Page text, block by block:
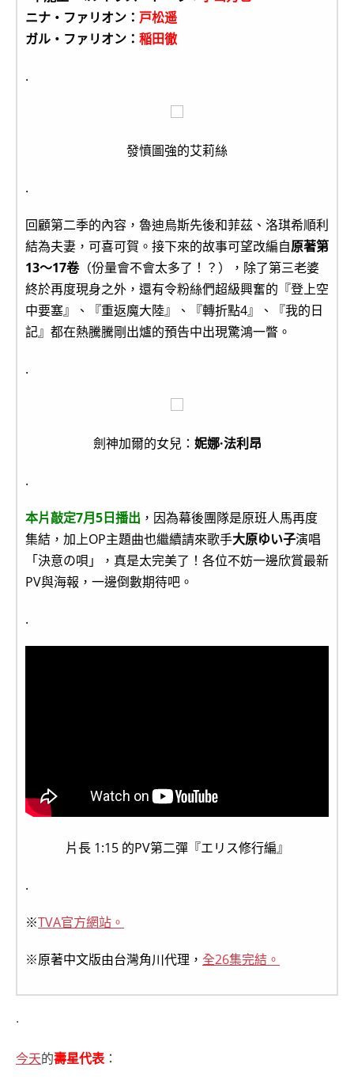
ニナ・ファリオン： 戸松遥
ガル・ファリオン： 稲田徹
.
發憤圖強的艾莉絲
.
回顧第二季的內容，魯迪烏斯先後和菲茲、洛琪希順利
結為夫妻，可喜可賀。接下來的故事可望改編自原著第
13～17卷（份量會不會太多了！？），除了第三老婆
終於再度現身之外，還有令粉絲們超級興奮的『登上空
中要塞』、『重返魔大陸』、『轉折點4』、『我的日
記』都在熱騰騰剛出爐的預告中出現驚鴻一瞥。
.
劍神加爾的女兒： 妮娜·法利昂
.
本片敲定7月5日播出 ，因為幕後團隊是原班人馬再度
集結，加上OP主題曲也繼續請來歌手大原ゆい子演唱
「決意の唄」，真是太完美了！各位不妨一邊欣賞最新
PV與海報，一邊倒數期待吧。
.
片長 1:15 的PV第二彈『エリス修行編』
.
※TVA官方網站。
※原著中文版由台灣角川代理， 全26集完結。
.
今天的壽星代表：